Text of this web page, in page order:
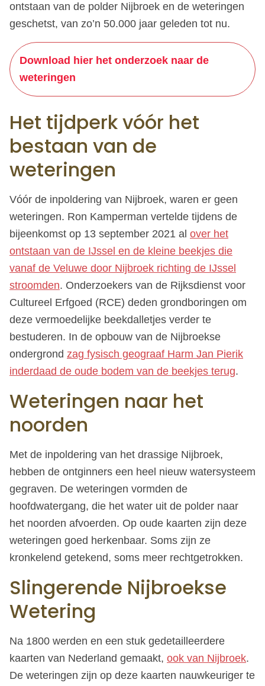
ontstaan van de polder Nijbroek en de weteringen
geschetst, van zo’n 50.000 jaar geleden tot nu.
Download hier het onderzoek naar de
weteringen
Het tijdperk vóór het
bestaan van de
weteringen
Vóór de inpoldering van Nijbroek, waren er geen
weteringen. Ron Kamperman vertelde tijdens de
bijeenkomst op 13 september 2021 al over het
ontstaan van de IJssel en de kleine beekjes die
vanaf de Veluwe door Nijbroek richting de IJssel
stroomden. Onderzoekers van de Rijksdienst voor
Cultureel Erfgoed (RCE) deden grondboringen om
deze vermoedelijke beekdalletjes verder te
bestuderen. In de opbouw van de Nijbroekse
ondergrond zag fysisch geograaf Harm Jan Pierik
inderdaad de oude bodem van de beekjes terug.
Weteringen naar het
noorden
Met de inpoldering van het drassige Nijbroek,
hebben de ontginners een heel nieuw watersysteem
gegraven. De weteringen vormden de
hoofdwatergang, die het water uit de polder naar
het noorden afvoerden. Op oude kaarten zijn deze
weteringen goed herkenbaar. Soms zijn ze
kronkelend getekend, soms meer rechtgetrokken.
Slingerende Nijbroekse
Wetering
Na 1800 werden en een stuk gedetailleerdere
kaarten van Nederland gemaakt, ook van Nijbroek.
De weteringen zijn op deze kaarten nauwkeuriger te